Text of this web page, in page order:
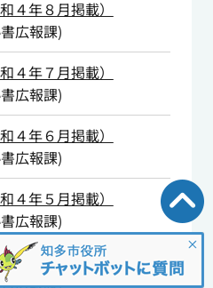
４年８月掲載）
広報課)
４年７月掲載）
広報課)
４年６月掲載）
広報課)
４年５月掲載）
広報課)
４年４月掲載）